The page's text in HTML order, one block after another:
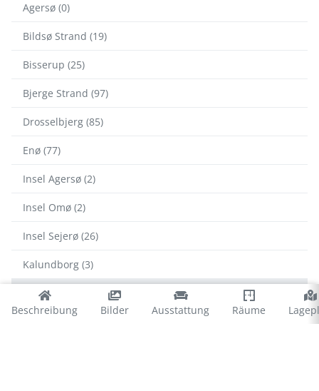
Beschreibung Bilder Ausstattung Räume
Agersø (0)
Bildsø Strand (19)
Bisserup (25)
Bjerge Strand (97)
Drosselbjerg (85)
Enø (77)
Insel Agersø (2)
Insel Omø (2)
Insel Sejerø (26)
Kalundborg (3)
Karrebæksminde (46)